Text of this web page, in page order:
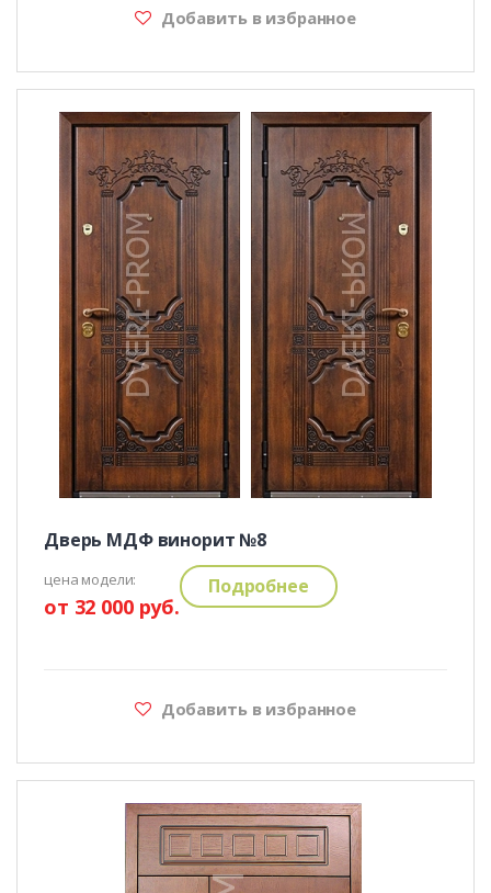
Добавить в избранное
Дверь МДФ винорит №8
цена модели:
от 32 000 руб.
Подробнее
Добавить в избранное